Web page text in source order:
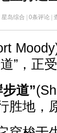
岛综合 | 0条评论 |
”，正
道”
胜地，